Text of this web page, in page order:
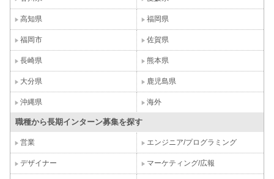
高知県 福岡県
福岡市 佐賀県
長崎県 熊本県
大分県 鹿児島県
沖縄県 海外
職種から長期インターン募集を探す
営業 エンジニア/プログラミング
デザイナー マーケティング/広報